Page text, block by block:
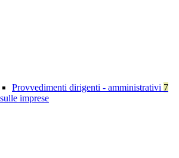
Provvedimenti dirigenti - amministrativi 7
imprese